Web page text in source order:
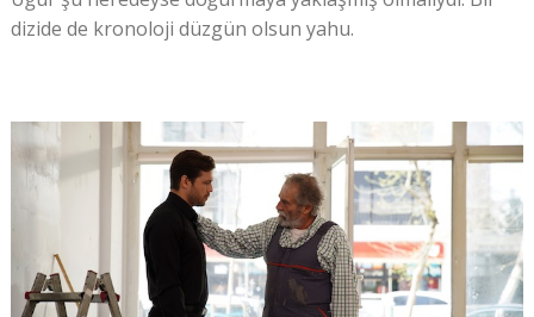
dizide de kronoloji düzgün olsun yahu.